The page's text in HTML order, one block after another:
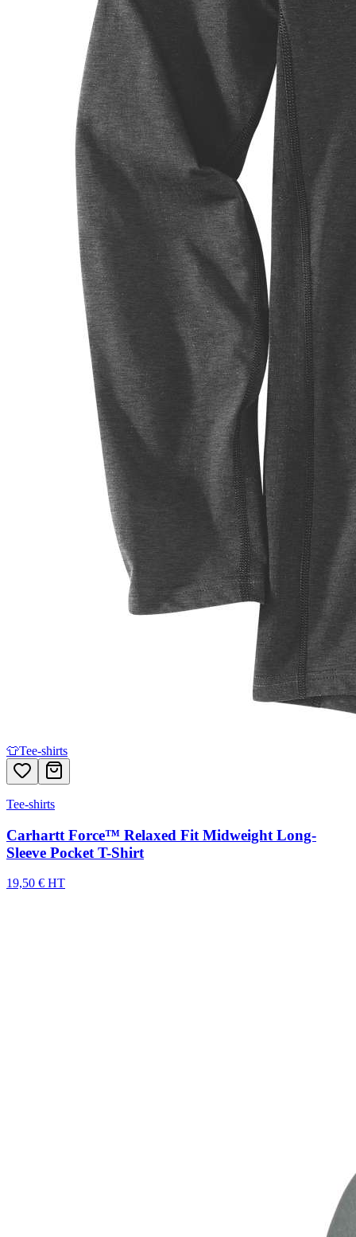
👕Tee-shirts
Tee-shirts
Carhartt Force™ Relaxed Fit Midweight Long-
Sleeve Pocket T-Shirt
19,50 € HT